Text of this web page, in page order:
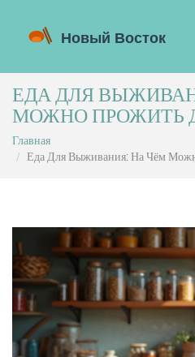
ЕДА ДЛЯ
МОЖНО ПРОЖИТЬ
Главная
Еда Для Выживания: На Чём